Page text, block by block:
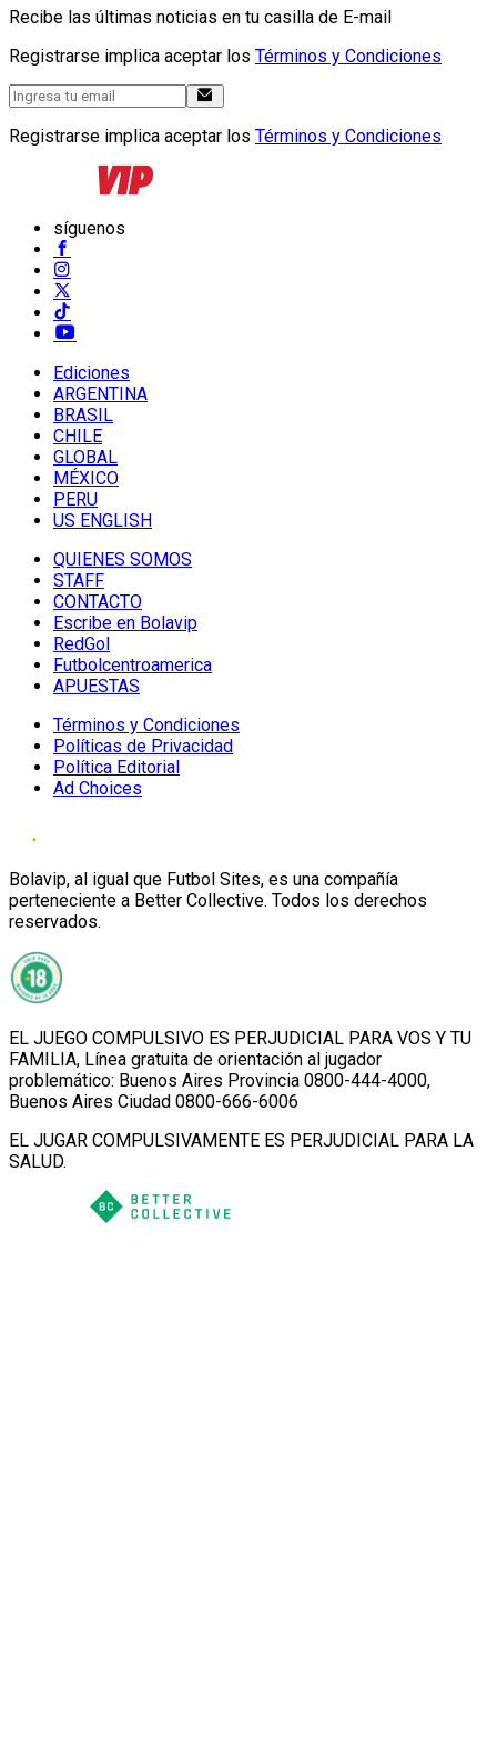
Recibe las últimas noticias en tu casilla de E-mail
Registrarse implica aceptar los Términos y Condiciones
Registrarse implica aceptar los Términos y Condiciones
síguenos
Ediciones
ARGENTINA
BRASIL
CHILE
GLOBAL
MÉXICO
PERU
US ENGLISH
QUIENES SOMOS
STAFF
CONTACTO
Escribe en Bolavip
RedGol
Futbolcentroamerica
APUESTAS
Términos y Condiciones
Políticas de Privacidad
Política Editorial
Ad Choices
Bolavip, al igual que Futbol Sites, es una compañía
perteneciente a Better Collective. Todos los derechos
reservados.
EL JUEGO COMPULSIVO ES PERJUDICIAL PARA VOS Y TU
FAMILIA, Línea gratuita de orientación al jugador
problemático: Buenos Aires Provincia 0800-444-4000,
Buenos Aires Ciudad 0800-666-6006
EL JUGAR COMPULSIVAMENTE ES PERJUDICIAL PARA LA
SALUD.